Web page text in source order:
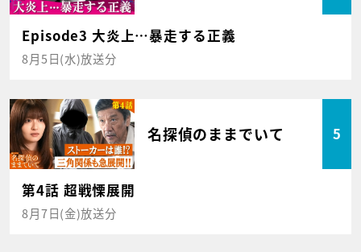
Episode3 大炎上…暴走する正義
8月5日(水)放送分
名探偵のままでいて 5
第4話 超戦慄展開
8月7日(金)放送分